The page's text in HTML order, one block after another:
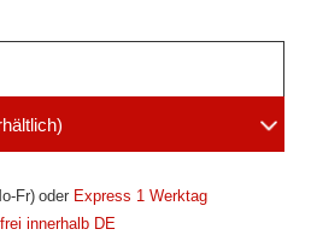
Fr) oder Express 1 Werktag
innerhalb DE